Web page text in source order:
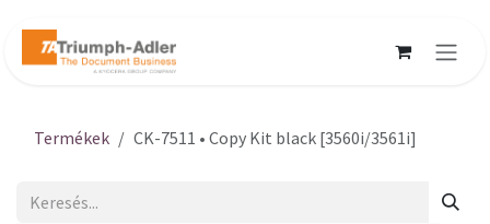
Termékek CK-7511 • Copy Kit black [3560i/3561i]